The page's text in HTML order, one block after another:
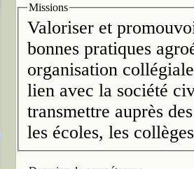
Missions
Valoriser et
bonnes pratiques
organisation
lien avec la société
transmettre auprès
les écoles, les